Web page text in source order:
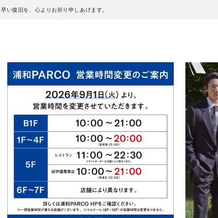
い復旧を、心よりお祈り申しあげます。